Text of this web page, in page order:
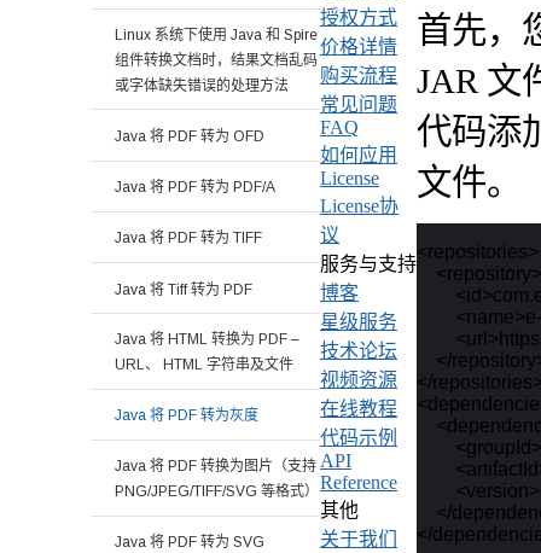
首先，
JAR 文
代码添
文件。
<repositories>
    <repository>
</
</
</
Linux 系统下使用 Java 和 Spire
组件转换文档时，结果文档乱码
或字体缺失错误的处理方法
Java 将 PDF 转为 OFD
Java 将 PDF 转为 PDF/A
Java 将 PDF 转为 TIFF
Java 将 Tiff 转为 PDF
Java 将 HTML 转换为 PDF –
URL、 HTML 字符串及文件
Java 将 PDF 转为灰度
Java 将 PDF 转换为图片（支持
PNG/JPEG/TIFF/SVG 等格式）
Java 将 PDF 转为 SVG
授权方式
价格详情
购买流程
常见问题
FAQ
如何应用
License
License协
议
服务与支持
博客
星级服务
技术论坛
视频资源
在线教程
代码示例
API
Reference
其他
关于我们